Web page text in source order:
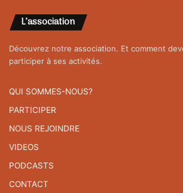
L’association
Découvrez notre association. Et comment
participer à ses activités.
QUI SOMMES-NOUS?
PARTICIPER
NOUS REJOINDRE
VIDEOS
PODCASTS
CONTACT